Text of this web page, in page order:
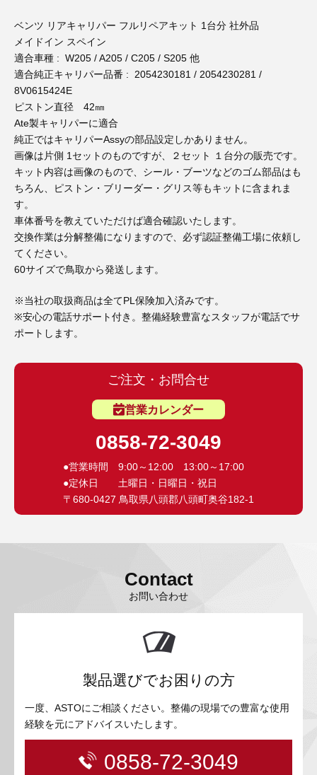
ホイールロック取り外しツール（6）
3D プリンターペン（8）
ライト関連（6）
その他（12）
ベンツ リアキャリパー フルリペアキット 1台分 社外品
メイドイン スペイン
適合車種 : W205 / A205 / C205 / S205 他
適合純正キャリパー品番 : 2054230181 / 2054230281 /
8V0615424E
ピストン直径 42㎜
Ate製キャリパーに適合
純正ではキャリパーAssyの部品設定しかありません。
画像は片側 1セットのものですが、２セット １台分の販売です。
キット内容は画像のもので、シール・ブーツなどのゴム部品はも
ちろん、ピストン・ブリーダー・グリス等もキットに含まれま
す。
車体番号を教えていただけば適合確認いたします。
交換作業は分解整備になりますので、必ず認証整備工場に依頼し
てください。
60サイズで鳥取から発送します。
※当社の取扱商品は全てPL保険加入済みです。
※安心の電話サポート付き。整備経験豊富なスタッフが電話でサ
ポートします。
ご注文・お問合せ
営業カレンダー
0858-72-3049
●営業時間 9:00～12:00 13:00～17:00
●定休日 土曜日・日曜日・祝日
〒680-0427 鳥取県八頭郡八頭町奥谷182-1
Contact
お問い合わせ
製品選びでお困りの方
一度、ASTOにご相談ください。整備の現場での豊富な使用
経験を元にアドバイスいたします。
0858-72-3049